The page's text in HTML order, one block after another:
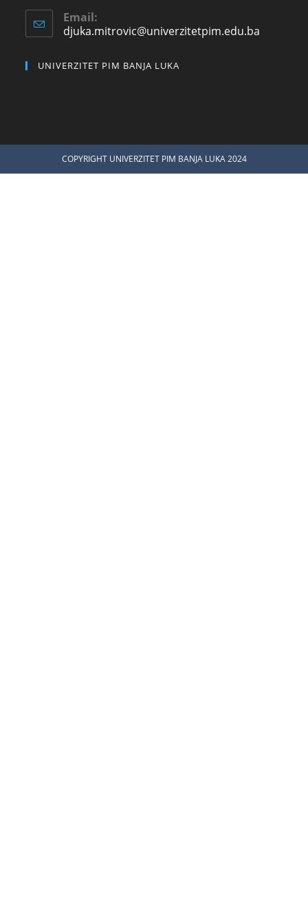
Email:
djuka.mitrovic@univerzitetpim.edu.ba
UNIVERZITET PIM BANJA LUKA
COPYRIGHT UNIVERZITET PIM BANJA LUKA 2024